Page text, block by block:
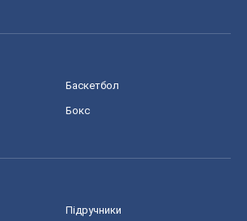
Баскетбол
Бокс
Підручники